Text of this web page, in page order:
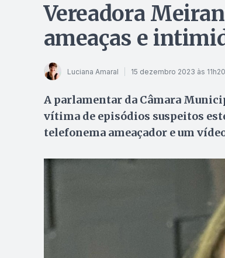
Vereadora
ameaças e
Luciana Amaral 15 dezembro 2023 às 11h20
A parlamentar da Câmara
vítima de episódios suspeitos
telefonema ameaçador e um